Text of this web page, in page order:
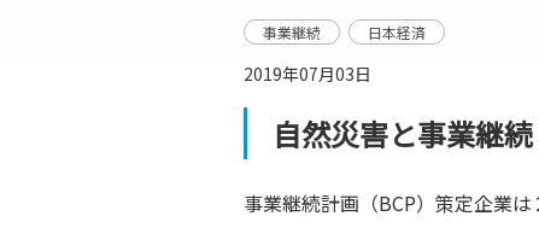
事業継続 日本経済
2019年07月03日
自然災害と事業継続
事業継続計画（BCP）策定企業